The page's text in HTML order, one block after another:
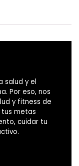
salud y el
Por eso, nos
y fitness de
metas
cuidar tu